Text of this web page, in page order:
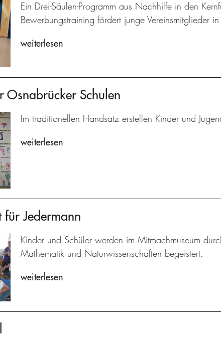
Ein Drei-Säulen-Programm aus Nachhilfe in den
Bewerbungstraining fördert junge Vereinsmitglieder
weiterlesen
Osnabrücker Schulen
Im traditionellen Handsatz erstellen Kinder und
weiterlesen
Jedermann
Kinder und Schüler werden im Mitmachmuseum
Mathematik und Naturwissenschaften begeistert.
weiterlesen